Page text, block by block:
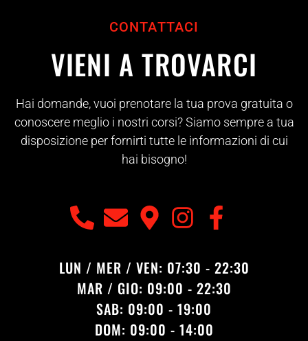
CONTATTACI
VIENI A TROVARCI
Hai domande, vuoi prenotare la tua prova gratuita o
conoscere meglio i nostri corsi? Siamo sempre a tua
disposizione per fornirti tutte le informazioni di cui
hai bisogno!
LUN / MER / VEN: 07:30 - 22:30
MAR / GIO: 09:00 - 22:30
SAB: 09:00 - 19:00
DOM: 09:00 - 14:00